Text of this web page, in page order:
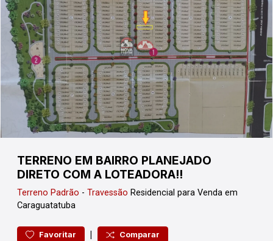
TERRENO EM BAIRRO PLANEJADO
DIRETO COM A LOTEADORA!!
Terreno Padrão - Travessão Residencial para Venda em
Caraguatatuba
Favoritar | Comparar